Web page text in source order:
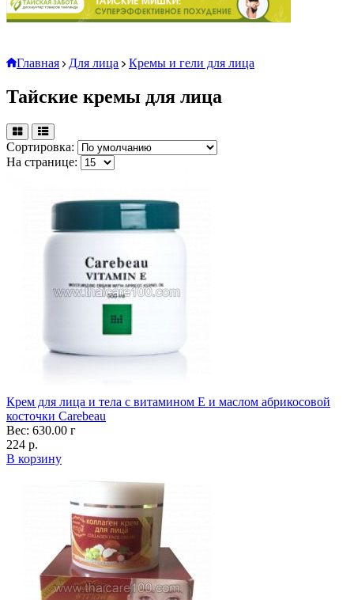
Главная Для лица Кремы и гели для лица
Тайские кремы для лица
Сортировка:
На странице:
Крем для лица и тела с витамином Е и маслом абрикосовой
косточки Carebeau
Вес: 630.00 г
224 р.
В корзину